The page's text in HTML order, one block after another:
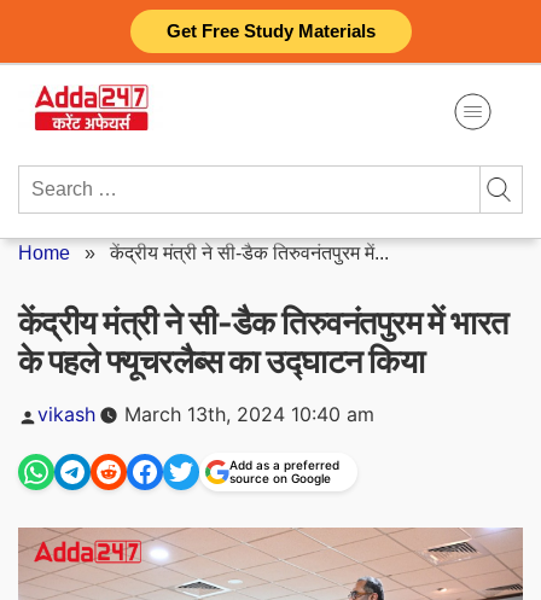
Get Free Study Materials
content
Search
Home »केंद्रीय मंत्री ने सी-डैक तिरुवनंतपुरम में...
केंद्रीय मंत्री ने सी-डैक तिरुवनंतपुरम में भारत
के पहले फ्यूचरलैब्स का उद्घाटन किया
Posted
vikash March 13th, 2024 10:40 am
Add as a preferred
source on Google